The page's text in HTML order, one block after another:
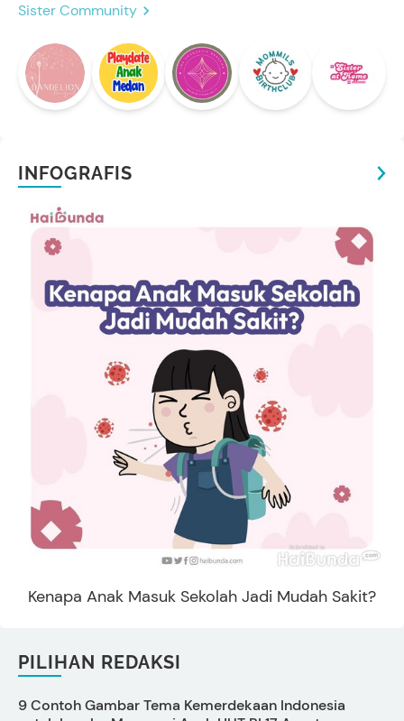
Sister Community
INFOGRAFIS
Kenapa Anak Masuk Sekolah Jadi Mudah Sakit?
PILIHAN REDAKSI
9 Contoh Gambar Tema Kemerdekaan Indonesia